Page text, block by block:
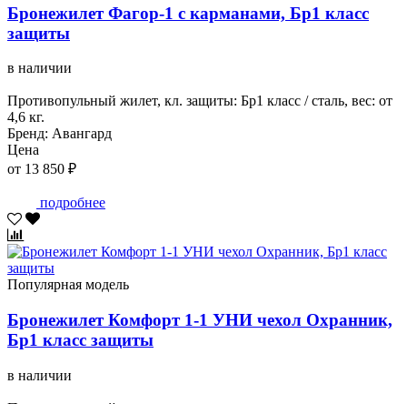
Бронежилет Фагор-1 с карманами, Бр1 класс
защиты
в наличии
Противопульный жилет, кл. защиты: Бр1 класс / сталь, вес: от
4,6 кг.
Бренд: Авангард
Цена
от 13 850 ₽
подробнее
Популярная модель
Бронежилет Комфорт 1-1 УНИ чехол Охранник,
Бр1 класс защиты
в наличии